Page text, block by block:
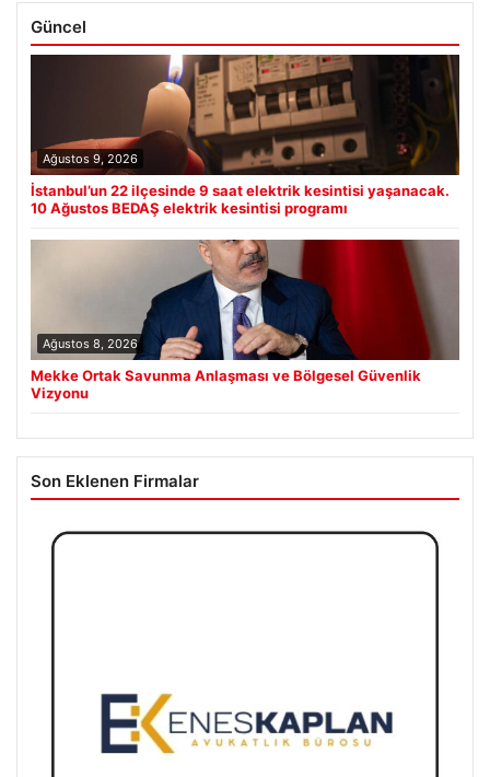
Güncel
Ağustos 9, 2026
İstanbul’un 22 ilçesinde 9 saat elektrik kesintisi yaşanacak.
10 Ağustos BEDAŞ elektrik kesintisi programı
Ağustos 8, 2026
Mekke Ortak Savunma Anlaşması ve Bölgesel Güvenlik
Vizyonu
Son Eklenen Firmalar